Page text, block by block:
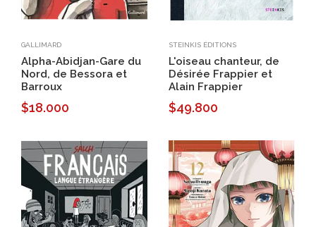
GALLIMARD
Alpha-Abidjan-Gare du
Nord, de Bessora et
Barroux
$18.000
STEINKIS ÉDITIONS
L'oiseau chanteur, de
Désirée Frappier et
Alain Frappier
$49.800